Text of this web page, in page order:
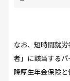
なお、短時間就
者」に該当する
降厚生年金保険